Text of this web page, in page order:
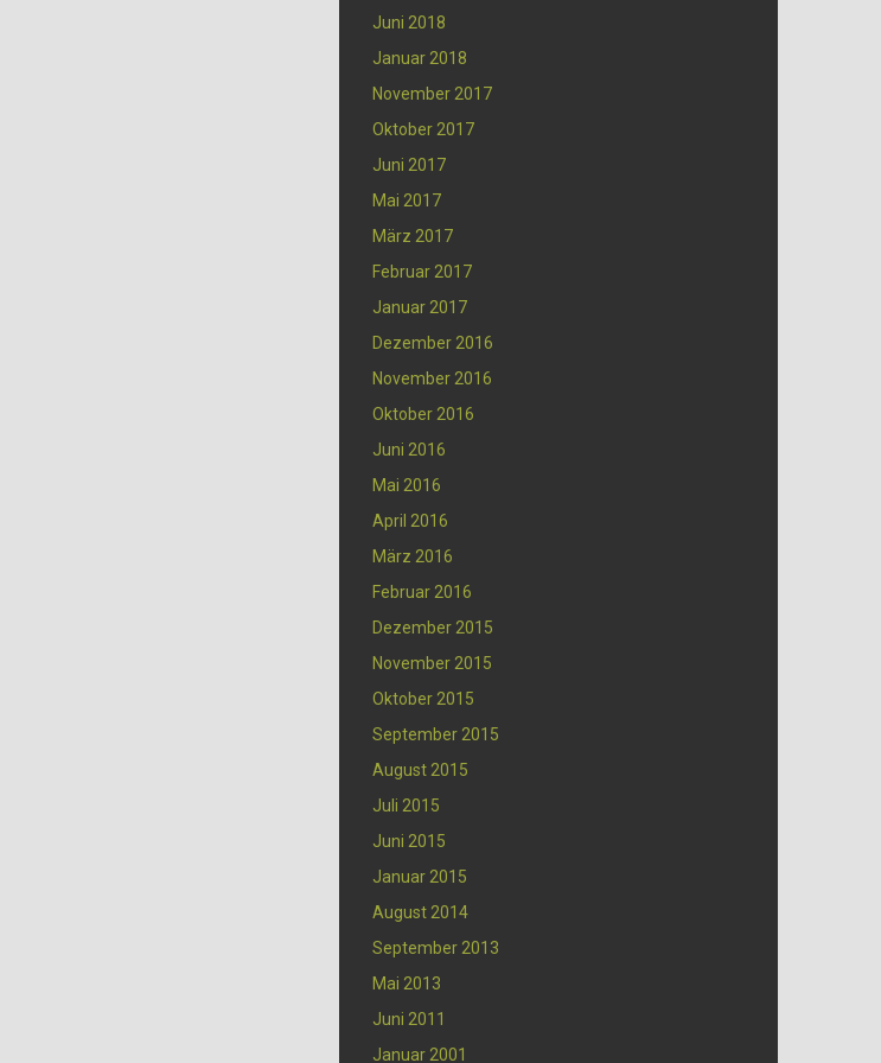
Juni 2018
Januar 2018
November 2017
Oktober 2017
Juni 2017
Mai 2017
März 2017
Februar 2017
Januar 2017
Dezember 2016
November 2016
Oktober 2016
Juni 2016
Mai 2016
April 2016
März 2016
Februar 2016
Dezember 2015
November 2015
Oktober 2015
September 2015
August 2015
Juli 2015
Juni 2015
Januar 2015
August 2014
September 2013
Mai 2013
Juni 2011
Januar 2001